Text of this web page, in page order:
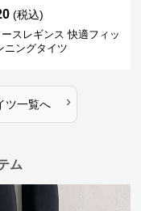
(税込)
ースレギンス 快適フィッ
ニングタイツ
ツ一覧へ ›
ム